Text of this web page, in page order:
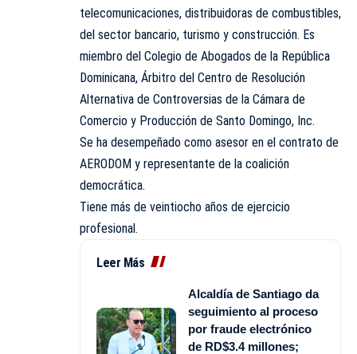
telecomunicaciones, distribuidoras de combustibles,
del sector bancario, turismo y construcción. Es
miembro del Colegio de Abogados de la República
Dominicana, Árbitro del Centro de Resolución
Alternativa de Controversias de la Cámara de
Comercio y Producción de Santo Domingo, Inc.
Se ha desempeñado como asesor en el contrato de
AERODOM y representante de la coalición
democrática.
Tiene más de veintiocho años de ejercicio
profesional.
Leer Más
Alcaldía de Santiago da
seguimiento al proceso
por fraude electrónico
de RD$3.4 millones;